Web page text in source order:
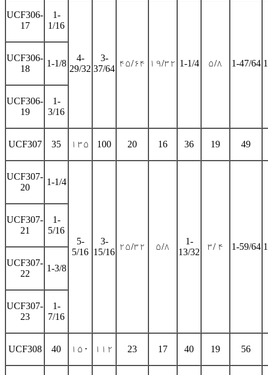
UCF306-
17
1-
1/16
4-
29/32
3-
37/64
۴۵/۶۴ ۱۹/۳۲ 1-1/4 ۵/۸ 1-47/64
UCF306-
18
1-1/8
UCF306-
19
1-
3/16
UCF307 35 ۱۳۵ 100 20 16 36 19 49
UCF307-
20
1-1/4
5-
5/16
3-
15/16
۲۵/۳۲ ۵/۸
1-
13/32
۳/ ۴ 1-59/64
UCF307-
21
1-
5/16
UCF307-
22
1-3/8
UCF307-
23
1-
7/16
UCF308 40 ۱۵۰ ۱۱۲ 23 17 40 19 56